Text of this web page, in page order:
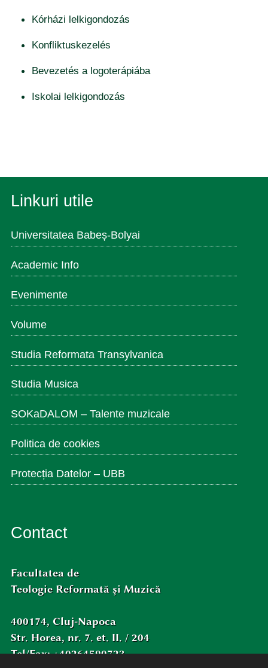
Kórházi lelkigondozás
Konfliktuskezelés
Bevezetés a logoterápiába
Iskolai lelkigondozás
Linkuri utile
Universitatea Babeș-Bolyai
Academic Info
Evenimente
Volume
Studia Reformata Transylvanica
Studia Musica
SOKaDALOM – Talente muzicale
Politica de cookies
Protecția Datelor – UBB
Contact
Facultatea de
Teologie Reformată și Muzică
400174, Cluj-Napoca
Str. Horea, nr. 7. et. II. / 204
Tel/Fax: +40264590723